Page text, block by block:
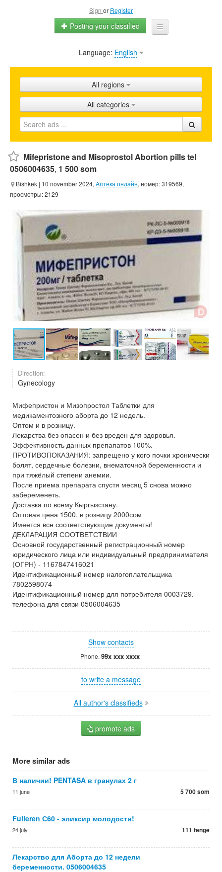
Sign or Register
Posting your classified
Home
Shops
Promotion
FAQ
Blog
Language: English
All regions
All categories
Mifepristone and Misoprostol Abortion pills tel
0506004635, 1 500 som
Bishkek | 10 november 2024, Аптека онлайн, номер: 319569,
просмотры: 2129
Direction:
Gynecology
Мифепристон и Мизопростол Таблетки для
медикаментозного аборта до 12 недель.
Оптом и в розницу.
Лекарства без опасен и без вреден для здоровья.
Эффективность данных препапатов 100%.
ПРОТИВОПОКАЗАНИЯ: запрещено у кого почки хронически
болят, сердечные болезни, внематочной беременности и
при тяжёлый степени анемии.
После приема препарата спустя месяц 5 снова можно
забеременеть.
Доставка по всему Кыргызстану.
Оптовая цена 1500, в розницу 2000сом
Имеется все соответствующие документы!
ДЕКЛАРАЦИЯ СООТВЕТСТВИИ
Основной государственный регистрационный номер
юридического лица или индивидуальный предпринимателя
(ОГРН) - 1167847416021
Идентификационный номер налогоплательщика
7802598074
Идентификационный номер для потребителя 0003729.
телефона для связи 0506004635
Show contacts
Phone. 99x xxx xxxx
to write a message
All author's classifieds
promote ads
More similar ads
В наличии! PENTASA в гранулах 2 г
11 june 5 700 som
Fulleren С60 - эликсир молодости!
24 july 111 tenge
Лекарство для Аборта до 12 недели
беременности. 0506004635